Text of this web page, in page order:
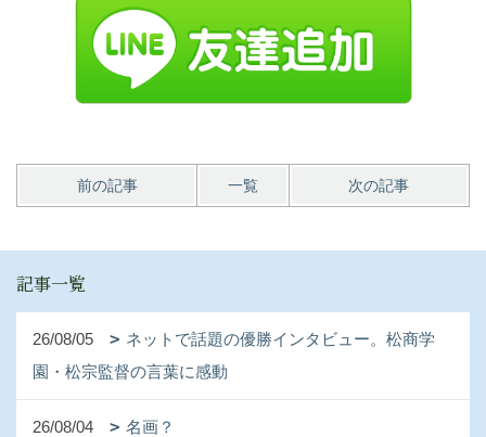
前の記事 一覧 次の記事
記事一覧
26/08/05
ネットで話題の優勝インタビュー。松商学
園・松宗監督の言葉に感動
26/08/04 名画？